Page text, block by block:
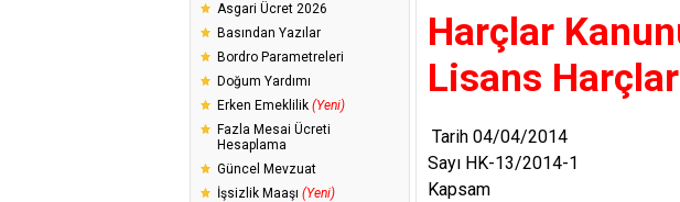
Asgari Ücret 2026
Basından Yazılar
Bordro Parametreleri
Doğum Yardımı
Erken Emeklilik (Yeni)
Fazla Mesai Ücreti
Hesaplama
Güncel Mevzuat
İşsizlik Maaşı (Yeni)
Harçlar
Lisans
Tarih 04/04/2014
Sayı HK-13/2014-1
Kapsam